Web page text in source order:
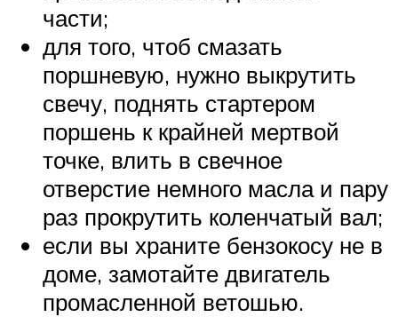
части;
для того, чтоб смазать
поршневую, нужно выкрутить
свечу, поднять стартером
поршень к крайней мертвой
точке, влить в свечное
отверстие немного масла и пару
раз прокрутить коленчатый вал;
если вы храните бензокосу не в
доме, замотайте двигатель
промасленной ветошью.